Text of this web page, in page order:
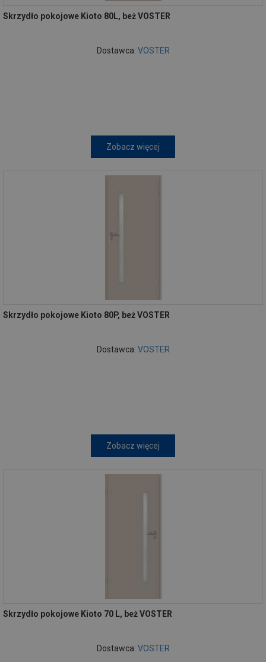
Skrzydło pokojowe Kioto 80L, beż VOSTER
Dostawca: VOSTER
Zobacz więcej
Skrzydło pokojowe Kioto 80P, beż VOSTER
Dostawca: VOSTER
Zobacz więcej
Skrzydło pokojowe Kioto 70 L, beż VOSTER
Dostawca: VOSTER